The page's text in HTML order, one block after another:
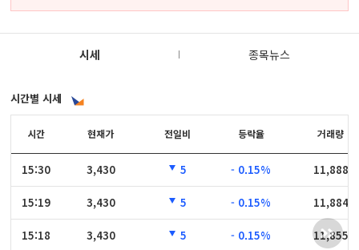
시세 종목뉴스
시간별 시세
시간
15:30
15:19
15:18
시간 현재가 전일비 등락율 거래량
15:30 3,430 5 - 0.15% 11,888
15:19 3,430 5 - 0.15% 11,884
15:18 3,430 5 - 0.15% 11,855